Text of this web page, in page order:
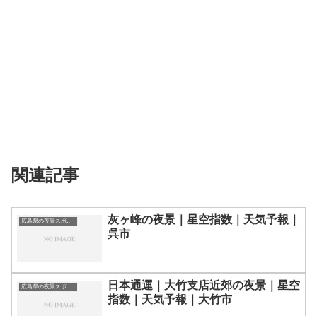
関連記事
広島県の夜景スポット一覧
灰ヶ峰の夜景｜星空指数｜天気予報｜
呉市
広島県の夜景スポット一覧
日本通運｜大竹支店近郊の夜景｜星空
指数｜天気予報｜大竹市